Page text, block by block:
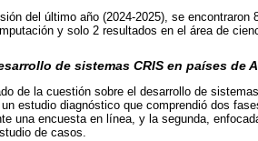
del último año (2024-2025), se
y solo 2 resultados en el área de
de sistemas CRIS en países de
de la cuestión sobre el desarrollo de
estudio diagnóstico que comprendió dos
una encuesta en línea, y la segunda,
de casos.